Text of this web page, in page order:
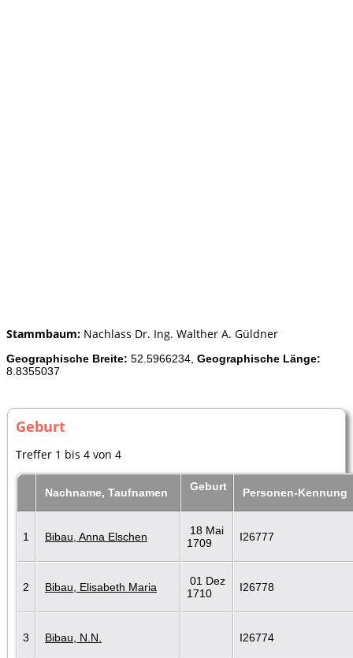
Stammbaum: Nachlass Dr. Ing. Walther A. Güldner
Geographische Breite: 52.5966234, Geographische Länge:
8.8355037
Geburt
Treffer 1 bis 4 von 4
Nachname, Taufnamen Geburt Personen-Kennung
1 Bibau, Anna Elschen
18 Mai
1709
I26777
2 Bibau, Elisabeth Maria
01 Dez
1710
I26778
3 Bibau, N.N. I26774